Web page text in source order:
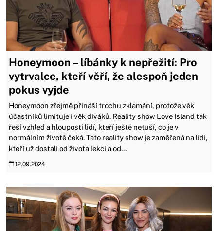
Honeymoon – líbánky k nepřežití: Pro
vytrvalce, kteří věří, že alespoň jeden
pokus vyjde
Honeymoon zřejmě přináší trochu zklamání, protože věk
účastníků limituje i věk diváků. Reality show Love Island tak
řeší vzhled a hlouposti lidí, kteří ještě netuší, co je v
normálním životě čeká. Tato reality show je zaměřená na lidi,
kteří už dostali od života lekci a od...
12.09.2024